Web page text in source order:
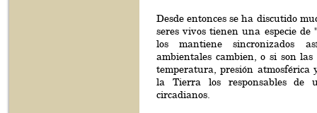
Desde entonces se ha discutido
seres vivos tienen una especie de
los mantiene sincronizados
ambientales cambien, o si son las
temperatura, presión atmosférica
la Tierra los responsables de
circadianos.